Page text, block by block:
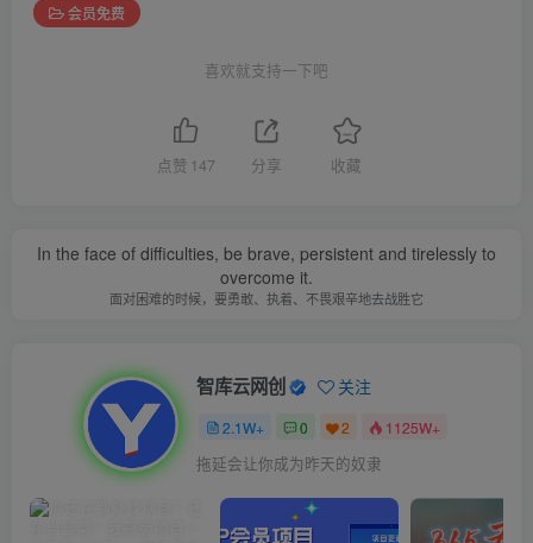
会员免费
喜欢就支持一下吧
点赞 147 分享 收藏
In the face of difficulties, be brave, persistent and tirelessly to
overcome it.
面对困难的时候，要勇敢、执着、不畏艰辛地去战胜它
智库云网创 关注
2.1W+ 0 2 1125W+
拖延会让你成为昨天的奴隶